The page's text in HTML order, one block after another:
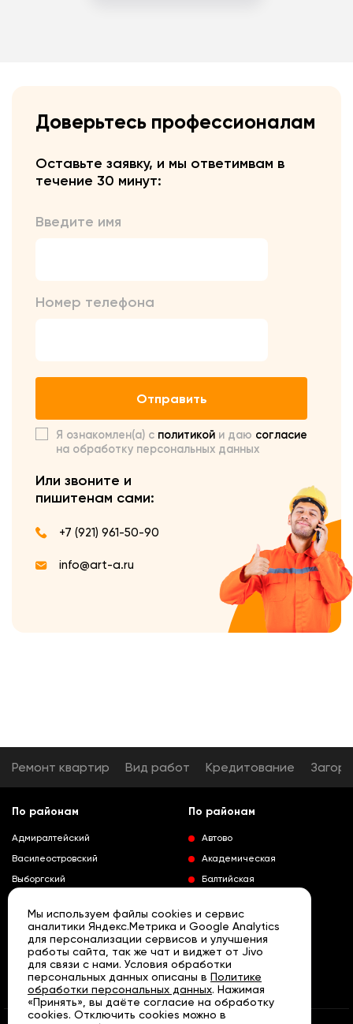
Доверьтесь профессионалам
Оставьте заявку, и мы ответимвам в
течение 30 минут:
Введите имя
Номер телефона
Отправить
Я ознакомлен(а) с политикой и даю согласие
на обработку персональных данных
Или звоните и
пишитенам сами:
+7 (921) 961-50-90
info@art-a.ru
Ремонт квартир Вид работ Кредитование
По районам
Адмиралтейский
Василеостровский
Выборгский
Колпинский
Красногвардейский
Краносельский
Кронштадтский
Курортный
Развернуть
По районам
Автово
Академическая
Балтийская
Выборгская
Гражданский проспект
Девяткино
Кировский завод
Ленинский проспект
Мы используем файлы cookies и сервис
аналитики Яндекс.Метрика и Google Analytics
для персонализации сервисов и улучшения
работы сайта, так же чат и виджет от Jivo
для связи с нами. Условия обработки
персональных данных описаны в Политике
обработки персональных данных. Нажимая
«Принять», вы даёте согласие на обработку
cookies. Отключить cookies можно в